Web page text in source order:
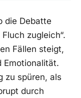
die Debatte
zugleich“.
Fällen steigt,
Emotionalität.
zu spüren, als
durch